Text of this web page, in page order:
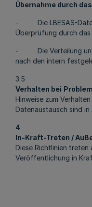
Übernahme durch
- Die LBESAS-
Überprüfung durch das
- Die Verteilung und
nach den intern
3.5
Verhalten bei
Hinweise zum
Datenaustausch sind in
4
In-Kraft-Treten /
Diese Richtlinien treten
Veröffentlichung in